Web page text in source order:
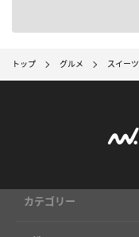
トップ グルメ スイーツ
カテゴリー